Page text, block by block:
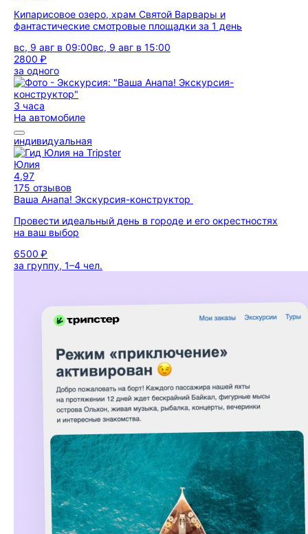
Кипарисовое озеро, храм Святой Варвары и
фантастические смотровые площадки за 1 день
вс, 9 авг в 09:00вс, 9 авг в 15:00
2800 ₽
за одного
3 часа
На автомобиле
индивидуальная
Юлия
4,97
175 отзывов
Ваша Анапа! Экскурсия-конструктор
Провести идеальный день в городе и его окрестностях
на ваш выбор
6500 ₽
за группу, 1–4 чел.